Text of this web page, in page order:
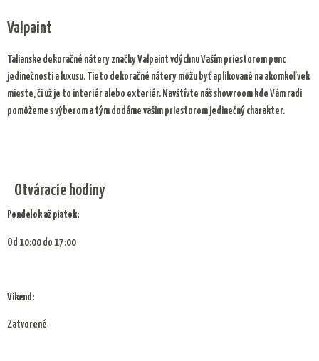
Valpaint
Talianske dekoračné nátery značky Valpaint vdýchnu Vaším priestorom punc
jedinečnosti a luxusu. Tieto dekoračné nátery môžu byť aplikované na akomkoľvek
mieste, či už je to interiér alebo exteriér. Navštívte náš showroom kde Vám radi
pomôžeme s výberom a tým dodáme vašim priestorom jedinečný charakter.
Otváracie hodiny
Pondelok až piatok:
Od 10:00 do 17:00
Víkend:
Zatvorené